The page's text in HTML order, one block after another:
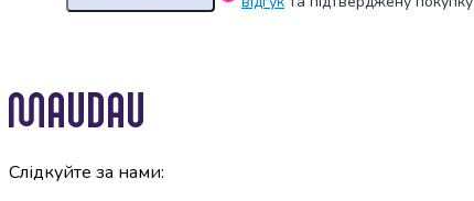
Шоколадні
фігурки
яйця
Слідкуйте за нами: